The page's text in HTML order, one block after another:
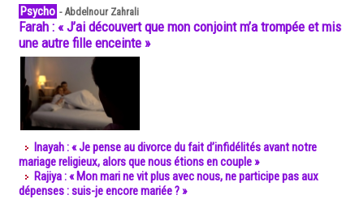
Psycho -Abdelnour Zahrali
Farah : « J’ai découvert que mon conjoint m’a trompée et mis
une autre fille enceinte »
Inayah : « Je pense au divorce du fait d’infidélités avant notre
mariage religieux, alors que nous étions en couple »
Rajiya : « Mon mari ne vit plus avec nous, ne participe pas aux
dépenses : suis-je encore mariée ? »